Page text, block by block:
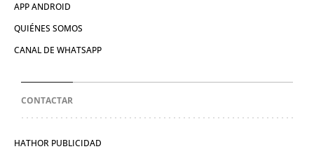
APP ANDROID
QUIÉNES SOMOS
CANAL DE WHATSAPP
CONTACTAR
HATHOR PUBLICIDAD